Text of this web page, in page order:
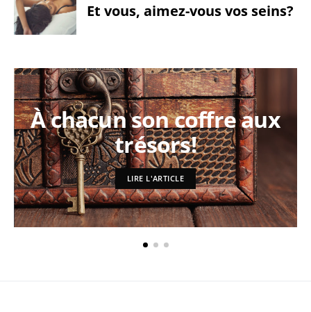
Et vous, aimez-vous vos seins?
À chacun son coffre aux
trésors!
LIRE L'ARTICLE